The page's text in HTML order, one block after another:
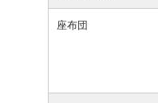
座布団